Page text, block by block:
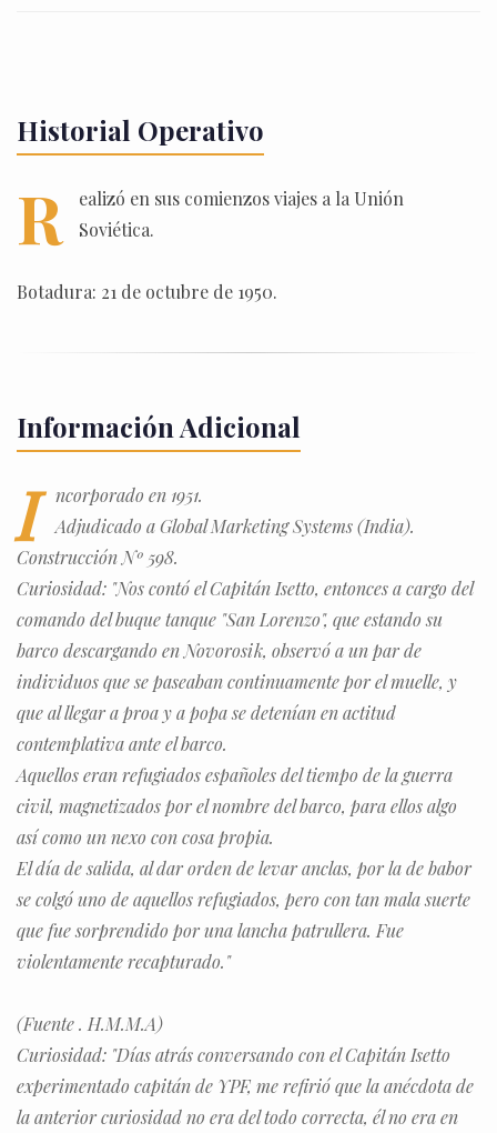
Historial Operativo
R
ealizó en sus comienzos viajes a la Unión
Soviética.
Botadura: 21 de octubre de 1950.
Información Adicional
I
ncorporado en 1951.
Adjudicado a Global Marketing Systems (India).
Construcción Nº 598.
Curiosidad: "Nos contó el Capitán Isetto, entonces a cargo del
comando del buque tanque "San Lorenzo", que estando su
barco descargando en Novorosik, observó a un par de
individuos que se paseaban continuamente por el muelle, y
que al llegar a proa y a popa se detenían en actitud
contemplativa ante el barco.
Aquellos eran refugiados españoles del tiempo de la guerra
civil, magnetizados por el nombre del barco, para ellos algo
así como un nexo con cosa propia.
El día de salida, al dar orden de levar anclas, por la de babor
se colgó uno de aquellos refugiados, pero con tan mala suerte
que fue sorprendido por una lancha patrullera. Fue
violentamente recapturado."
(Fuente . H.M.M.A)
Curiosidad: "Días atrás conversando con el Capitán Isetto
experimentado capitán de YPF, me refirió que la anécdota de
la anterior curiosidad no era del todo correcta, él no era en